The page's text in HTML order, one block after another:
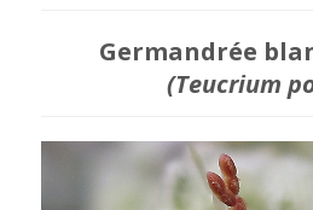
Germandrée
(Teucrium